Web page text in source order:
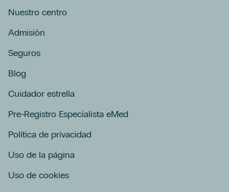
Nuestro centro
Admisión
Seguros
Blog
Cuidador estrella
Pre-Registro Especialista eMed
Política de privacidad
Uso de la página
Uso de cookies